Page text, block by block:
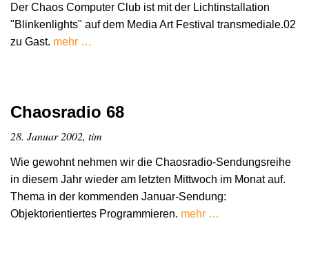
Der Chaos Computer Club ist mit der Lichtinstallation
"Blinkenlights" auf dem Media Art Festival transmediale.02
zu Gast. mehr …
Chaosradio 68
28. Januar 2002, tim
Wie gewohnt nehmen wir die Chaosradio-Sendungsreihe
in diesem Jahr wieder am letzten Mittwoch im Monat auf.
Thema in der kommenden Januar-Sendung:
Objektorientiertes Programmieren. mehr …